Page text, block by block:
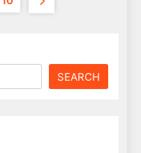
SEARCH